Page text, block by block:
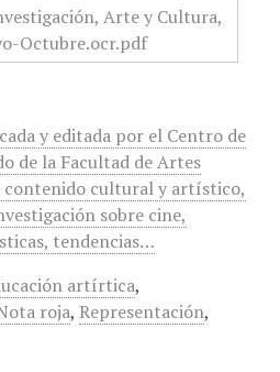
y editada por el Centro de
de la Facultad de Artes
contenido cultural y artístico,
sobre cine,
tendencias…
artírtica,
roja, Representación,